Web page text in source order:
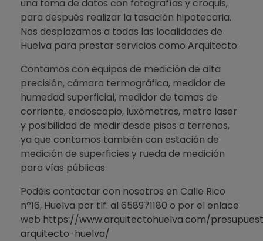
una toma de datos con fotografías y croquis,
para después realizar la tasación hipotecaria.
Nos desplazamos a todas las localidades de
Huelva para prestar servicios como Arquitecto.
Contamos con equipos de medición de alta
precisión, cámara termográfica, medidor de
humedad superficial, medidor de tomas de
corriente, endoscopio, luxómetros, metro laser
y posibilidad de medir desde pisos a terrenos,
ya que contamos también con estación de
medición de superficies y rueda de medición
para vías públicas.
Podéis contactar con nosotros en Calle Rico
nº16, Huelva por tlf. al 658971180 o por el enlace
web https://www.arquitectohuelva.com/
arquitecto-huelva/